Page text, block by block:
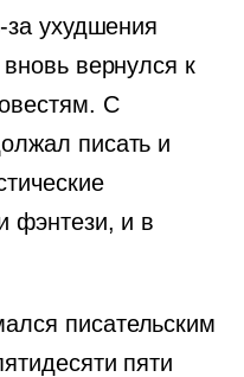
ухудшения
вернулся к
С
писать и
фэнтези, и в
писательским
пяти